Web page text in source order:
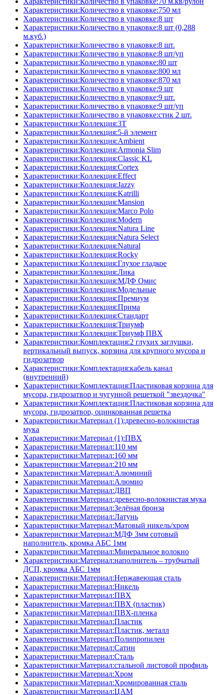
Характеристики:Количество в упаковке:750 мл
Характеристики:Количество в упаковке:8 шт
Характеристики:Количество в упаковке:8 шт (0,288
м.куб.)
Характеристики:Количество в упаковке:8 шт.
Характеристики:Количество в упаковке:8 шт/уп
Характеристики:Количество в упаковке:80 шт
Характеристики:Количество в упаковке:800 мл
Характеристики:Количество в упаковке:870 мл
Характеристики:Количество в упаковке:9 шт
Характеристики:Количество в упаковке:9 шт.
Характеристики:Количество в упаковке:9 шт/уп
Характеристики:Количество в упаковке:стик 2 шт.
Характеристики:Коллекция:3T
Характеристики:Коллекция:5-й элемент
Характеристики:Коллекция:Ambient
Характеристики:Коллекция:Armonia Slim
Характеристики:Коллекция:Classic KL
Характеристики:Коллекция:Cortex
Характеристики:Коллекция:Effect
Характеристики:Коллекция:Jazzy
Характеристики:Коллекция:Katrilli
Характеристики:Коллекция:Mansion
Характеристики:Коллекция:Marco Polo
Характеристики:Коллекция:Modern
Характеристики:Коллекция:Natura Line
Характеристики:Коллекция:Natura Select
Характеристики:Коллекция:Natural
Характеристики:Коллекция:Rocky
Характеристики:Коллекция:Глухое гладкое
Характеристики:Коллекция:Лика
Характеристики:Коллекция:МДФ Омис
Характеристики:Коллекция:Модельные
Характеристики:Коллекция:Премиум
Характеристики:Коллекция:Прима
Характеристики:Коллекция:Стандарт
Характеристики:Коллекция:Триумф
Характеристики:Коллекция:Триумф ПВХ
Характеристики:Комплектация:2 глухих заглушки,
вертикальный выпуск, корзина для крупного мусора и
гидрозатвор
Характеристики:Комплектация:кабель канал
(внутренний)
Характеристики:Комплектация:Пластиковая корзина для
мусора, гидрозатвор и чугунной решеткой "звездочка"
Характеристики:Комплектация:Пластиковая корзина для
мусора, гидрозатвор, оцинкованная решетка
Характеристики:Материал (1):древесно-волокнистая
мука
Характеристики:Материал (1):ПВХ
Характеристики:Материал:110 мм
Характеристики:Материал:160 мм
Характеристики:Материал:210 мм
Характеристики:Материал:Алюминий
Характеристики:Материал:Алюмио
Характеристики:Материал:ДВП
Характеристики:Материал:древесно-волокнистая мука
Характеристики:Материал:Зелёная бронза
Характеристики:Материал:Латунь
Характеристики:Материал:Матовый никель/хром
Характеристики:Материал:МДФ 3мм сотовый
наполнитель, кромка AБC 1мм
Характеристики:Материал:Минеральное волокно
Характеристики:Материал:наполнитель – трубчатый
ДСП, кромка AБC 1мм
Характеристики:Материал:Нержавеющая сталь
Характеристики:Материал:Никель
Характеристики:Материал:ПВХ
Характеристики:Материал:ПВХ (пластик)
Характеристики:Материал:ПВХ-пленка
Характеристики:Материал:Пластик
Характеристики:Материал:Пластик, металл
Характеристики:Материал:Полипропилен
Характеристики:Материал:Сатин
Характеристики:Материал:Сталь
Характеристики:Материал:стальной листовой профиль
Характеристики:Материал:Хром
Характеристики:Материал:Хромированная сталь
Характеристики:Материал:ЦАМ